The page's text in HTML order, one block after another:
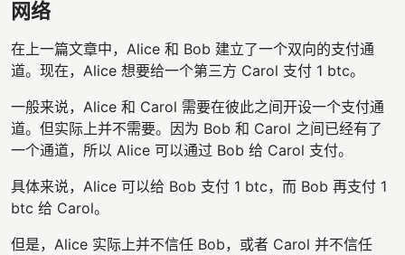
网络
在上一篇文章中，Alice 和 Bob 建立了一个双向的支付通
道。现在，Alice 想要给一个第三方 Carol 支付 1 btc。
一般来说，Alice 和 Carol 需要在彼此之间开设一个支付通
道。但实际上并不需要。因为 Bob 和 Carol 之间已经有了
一个通道，所以 Alice 可以通过 Bob 给 Carol 支付。
具体来说，Alice 可以给 Bob 支付 1 btc，而 Bob 再支付 1
btc 给 Carol。
但是，Alice 实际上并不信任 Bob，或者 Carol 并不信任